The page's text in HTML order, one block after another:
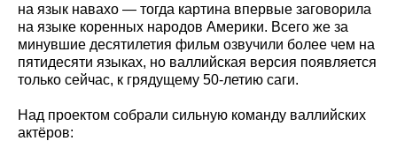
на язык навахо — тогда картина впервые заговорила
на языке коренных народов Америки. Всего же за
минувшие десятилетия фильм озвучили более чем на
пятидесяти языках, но валлийская версия появляется
только сейчас, к грядущему 50-летию саги.
Над проектом собрали сильную команду валлийских
актёров: